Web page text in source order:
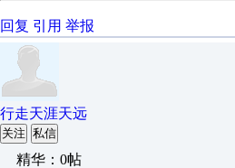
回复 引用 举报
行走天涯天远
关注 私信
精华：0帖